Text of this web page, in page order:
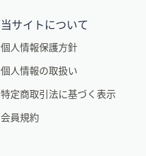
当サイトについて
個人情報保護方針
個人情報の取扱い
特定商取引法に基づく表示
会員規約